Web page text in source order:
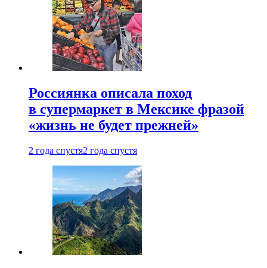
Россиянка описала поход
в супермаркет в Мексике фразой
«жизнь не будет прежней»
2 года спустя2 года спустя